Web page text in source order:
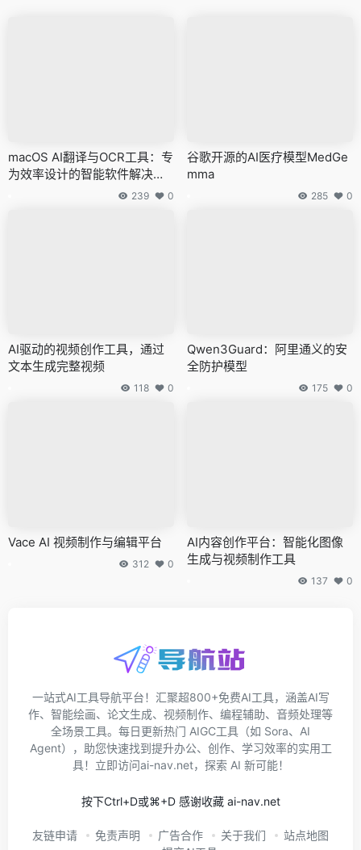
macOS AI翻译与OCR工具：专
为效率设计的智能软件解决方
239 0
谷歌开源的AI医疗模型MedGe
mma
285 0
AI驱动的视频创作工具，通过
文本生成完整视频
118 0
Qwen3Guard：阿里通义的安
全防护模型
175 0
Vace AI 视频制作与编辑平台
312 0
AI内容创作平台：智能化图像
生成与视频制作工具
137 0
一站式AI工具导航平台！汇聚超800+免费AI工具，涵盖AI写
作、智能绘画、论文生成、视频制作、编程辅助、音频处理等
全场景工具。每日更新热门 AIGC工具（如 Sora、AI
Agent），助您快速找到提升办公、创作、学习效率的实用工
具！立即访问ai-nav.net，探索 AI 新可能！
按下Ctrl+D或⌘+D 感谢收藏 ai-nav.net
友链申请 免责声明 广告合作 关于我们
站点地图